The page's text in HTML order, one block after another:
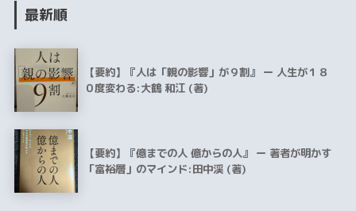
最新順
【要約】『人は「親の影響」が９割』 ー 人生が１８
０度変わる:大鶴 和江 (著)
【要約】『億までの人 億からの人』 ー 著者が明かす
「富裕層」のマインド:田中渓 (著)